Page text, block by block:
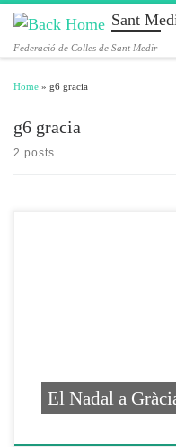
Skip to content Sant
Federació de Colles de Sant Medir
Home » g6 gracia
g6 gracia
2 posts
El Nadal a